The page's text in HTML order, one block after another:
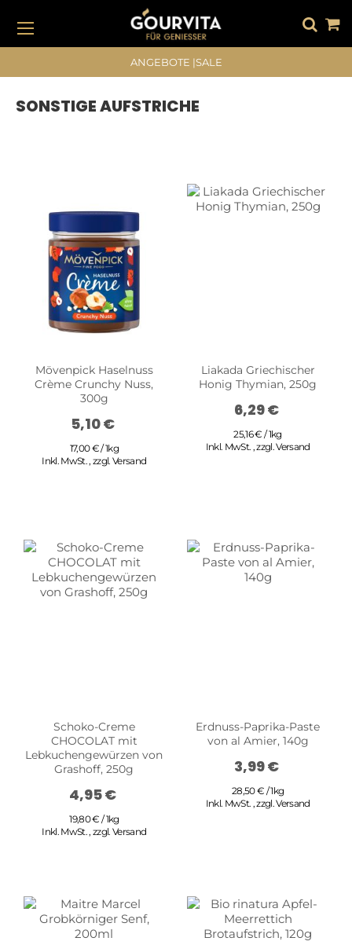
DIREKT
ZUM
INHALT
#DRÜCKEN SIE DIE EINGABETASTE, UM ZU SUCHEN
ANGEBOTE |SALE
SONSTIGE AUFSTRICHE
Mövenpick Haselnuss
Crème Crunchy Nuss,
300g
5,10 €
17,00 € / 1kg
Inkl. MwSt.,zzgl.Versand
Liakada Griechischer
Honig Thymian, 250g
6,29 €
25,16 € / 1kg
Inkl. MwSt. ,zzgl.Versand
Schoko-Creme
CHOCOLAT mit
Lebkuchengewürzen von
Grashoff, 250g
4,95 €
19,80 € / 1kg
Inkl. MwSt.,zzgl.Versand
Erdnuss-Paprika-Paste
von al Amier, 140g
3,99 €
28,50 € / 1kg
Inkl. MwSt. ,zzgl.Versand